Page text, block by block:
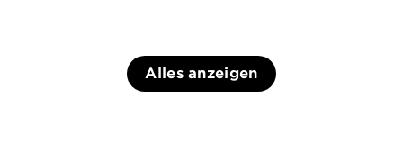
Alles anzeigen